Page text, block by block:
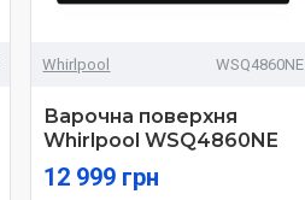
Whirlpool WSQ4860NE
Варочна поверхня
Whirlpool WSQ4860NE
12 999 грн